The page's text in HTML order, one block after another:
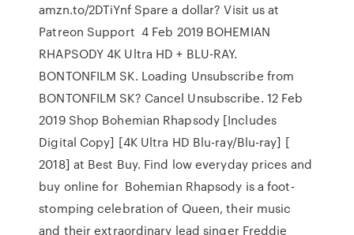
amzn.to/2DTiYnf Spare a dollar? Visit us at
Patreon Support 4 Feb 2019 BOHEMIAN
RHAPSODY 4K Ultra HD + BLU-RAY.
BONTONFILM SK. Loading Unsubscribe from
BONTONFILM SK? Cancel Unsubscribe. 12 Feb
2019 Shop Bohemian Rhapsody [Includes
Digital Copy] [4K Ultra HD Blu-ray/Blu-ray] [
2018] at Best Buy. Find low everyday prices and
buy online for Bohemian Rhapsody is a foot-
stomping celebration of Queen, their music
and their extraordinary lead singer Freddie